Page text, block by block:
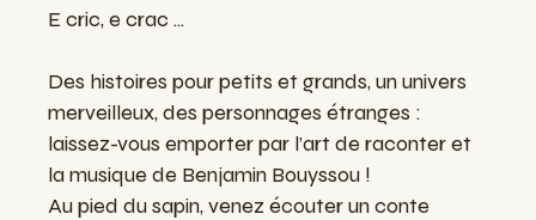
E cric, e crac ...
Des histoires pour petits et grands, un univers
merveilleux, des personnages étranges :
laissez-vous emporter par l’art de raconter et
la musique de Benjamin Bouyssou !
Au pied du sapin, venez écouter un conte